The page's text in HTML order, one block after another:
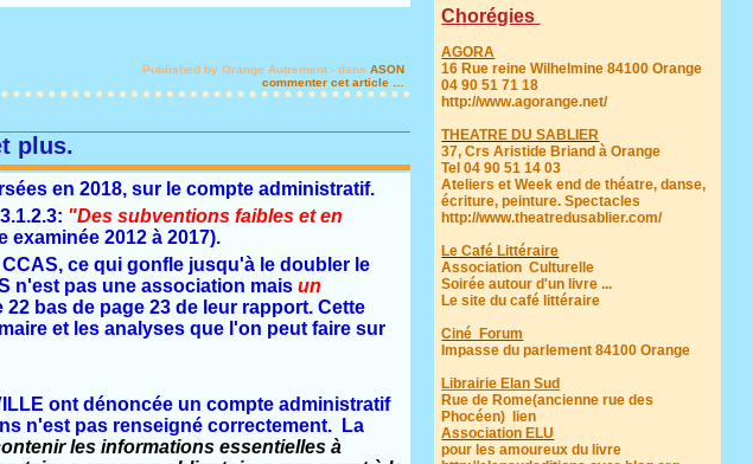
Published by Orange Autrement - dansASON
commenter cet article …
plus.
en 2018, sur le compte administratif.
"Des subventions faibles et en
examinée 2012 à 2017).
ce qui gonfle jusqu'à le doubler le
n'est pas une association maisun
bas de page 23 de leur rapport. Cette
et les analyses que l'on peut faire sur
ont dénoncée un compte administratif
n'est pas renseigné correctement. La
les informationsessentielles à
Chorégies
AGORA
16 Rue reine Wilhelmine 84100 Orange
04 90 51 71 18
http://www.agorange.net/
THEATRE DU SABLIER
37, Crs Aristide Briand à Orange
Tel 04 90 51 14 03
Ateliers et Week end de théatre, danse,
écriture, peinture. Spectacles
http://www.theatredusablier.com/
Le Café Littéraire
Association Culturelle
Soirée autour d'un livre ...
Le site du café littéraire
Ciné Forum
Impasse du parlement 84100 Orange
Librairie Elan Sud
Rue de Rome(ancienne rue des
Phocéen)
lien
Association ELU
pour les amoureux du livre